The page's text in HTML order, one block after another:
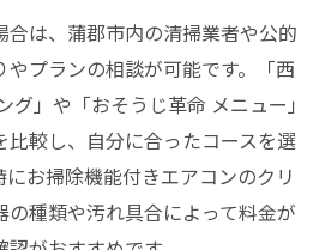
は、蒲郡市内の清掃業者や公的
プランの相談が可能です。「西
グ」や「おそうじ革命 メニュー」
比較し、自分に合ったコースを選
お掃除機能付きエアコンのクリ
の種類や汚れ具合によって料金が